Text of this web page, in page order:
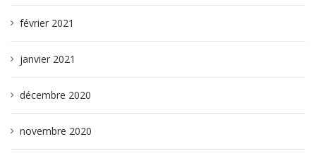
février 2021
janvier 2021
décembre 2020
novembre 2020